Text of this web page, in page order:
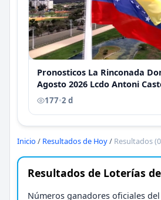
Pronosticos La Rinconada
Agosto 2026 Lcdo Antoni
177•2 d
Inicio / Resultados de Hoy/ Resultados
Resultados de Loterías
Números ganadores oficiales